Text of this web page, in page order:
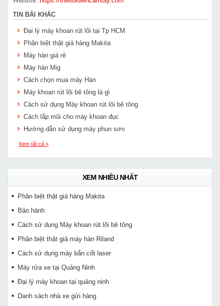
TIN BÀI KHÁC
Đại lý máy khoan rút lõi tại Tp HCM
Phân biệt thật giả hàng Makita
Máy hàn giá rẻ
Máy hàn Mig
Cách chọn mua máy Hàn
Máy khoan rút lõi bê tông là gì
Cách sử dụng Máy khoan rút lõi bê tông
Cách lắp mũi cho máy khoan đục
Hướng dẫn sử dụng máy phun sơn
Xem tất cả »
XEM NHIỀU NHẤT
Phân biệt thật giả hàng Makita
Bảo hành
Cách sử dụng Máy khoan rút lõi bê tông
Phân biệt thật giả máy hàn Riland
Cách sử dụng máy bắn cốt laser
Máy rửa xe tại Quảng Ninh
Đại lý máy khoan tại quảng ninh
Danh sách nhà xe gửi hàng